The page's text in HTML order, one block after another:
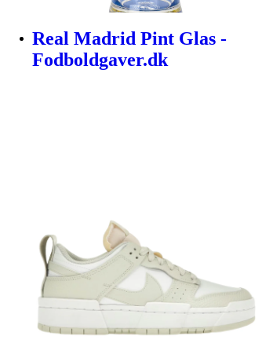
Real Madrid Pint Glas -
Fodboldgaver.dk